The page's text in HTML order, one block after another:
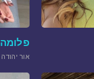
פלומה
אור יהודה